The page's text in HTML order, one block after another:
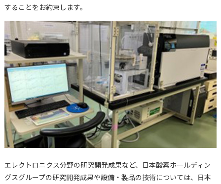
することをお約束します。
エレクトロニクス分野の研究開発成果など、日本酸素ホールディン
グスグループの研究開発成果や設備・製品の技術については、日本